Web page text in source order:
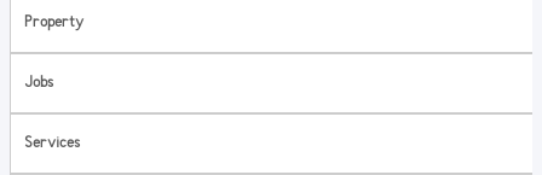
Property
Jobs
Services